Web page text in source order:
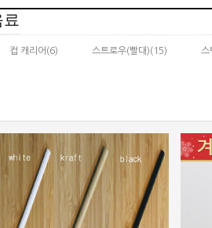
료
컵 캐리어 (6) 스트로우(빨대)(15) 스